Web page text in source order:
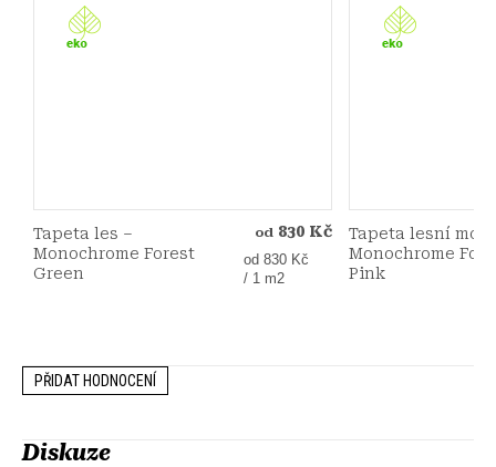
Tapeta les –
Monochrome Forest
Green
od 830 Kč
Měrná
cena:
od 830 Kč
/ 1 m2
Tapeta lesní
Monochrome
Pink
PŘIDAT HODNOCENÍ
Diskuze